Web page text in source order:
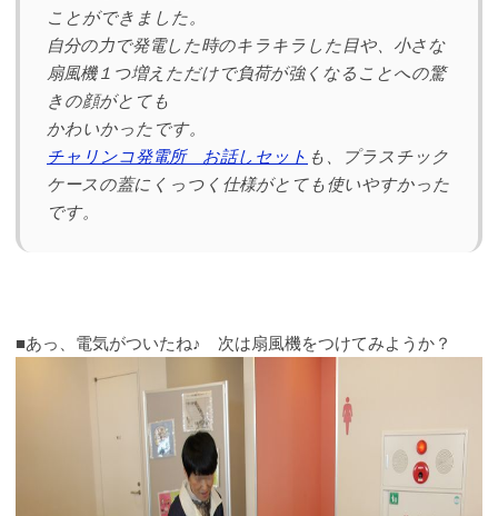
ことができました。
自分の力で発電した時のキラキラした目や、小さな
扇風機１つ増えただけで負荷が強くなることへの驚
きの顔がとても
かわいかったです。
チャリンコ発電所 お話しセット も、プラスチック
ケースの蓋にくっつく仕様がとても使いやすかった
です。
■あっ、電気がついたね♪ 次は扇風機をつけてみようか？